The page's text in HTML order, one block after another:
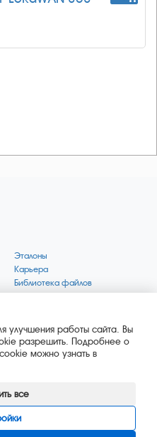
Эталоны
Карьера
Библиотека файлов
Политика обработки персональных
Цели компании
Зелёная 1000
Key BLE Generator
улучшения работы сайта. Вы
разрешить. Подробнее о
можно узнать в
все